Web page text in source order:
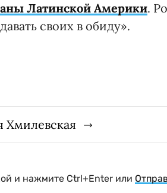
Латинской Америки.
своих в обиду».
Хмилевская
и нажмите Ctrl+Enter или